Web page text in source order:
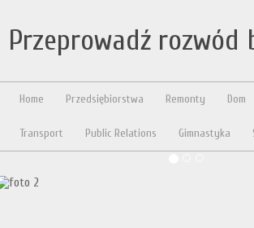
Przeprowadź
Home Przedsiębiorstwa Remonty Dom
Transport Public Relations Gimnastyka